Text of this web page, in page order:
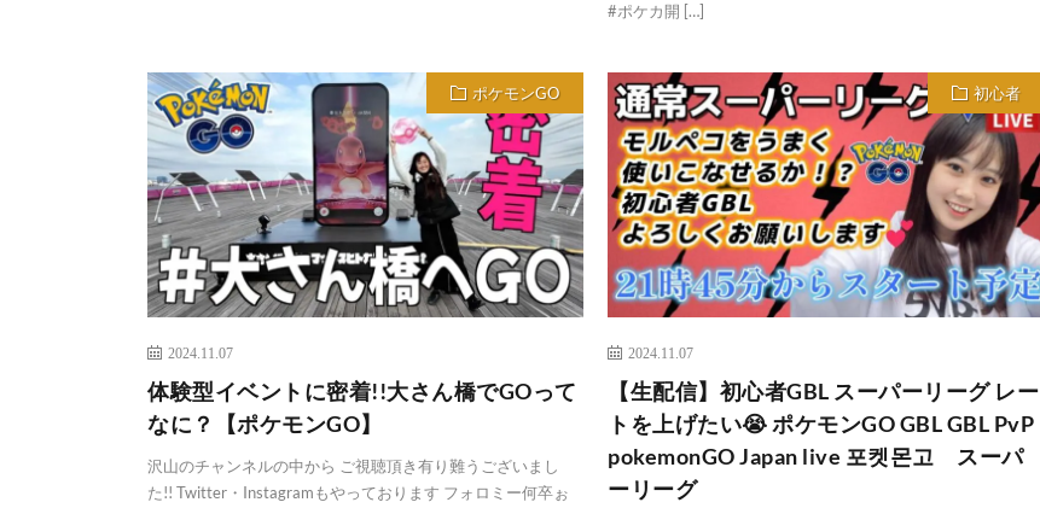
#ポケカ開 […]
ポケモンGO
2024.11.07
体験型イベントに密着!!大さん橋でGOって
なに？【ポケモンGO】
沢山のチャンネルの中から ご視聴頂き有り難うございまし
た!! Twitter・Instagramもやっております フォロミー何卒ぉ
初心者
2024.11.07
【生配信】初心者GBL スーパーリーグ レー
トを上げたい😭 ポケモンGO GBL GBL PvP
pokemonGO Japan live 포켓몬고 スーパ
ーリーグ